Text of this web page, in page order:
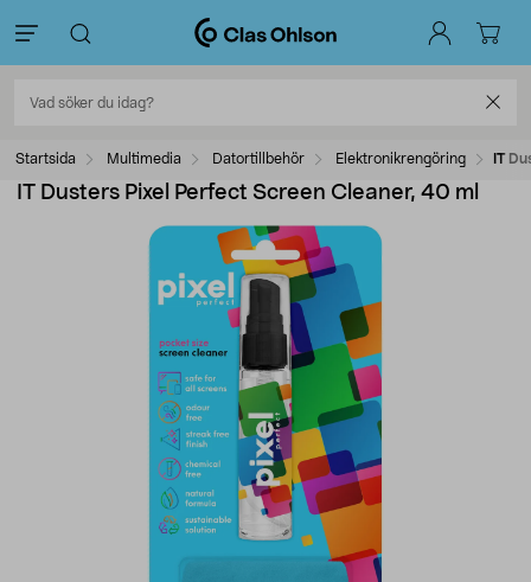
Startsida Multimedia Datortillbehör Elektronikrengöring IT
IT Dusters Pixel Perfect Screen Cleaner, 40 ml